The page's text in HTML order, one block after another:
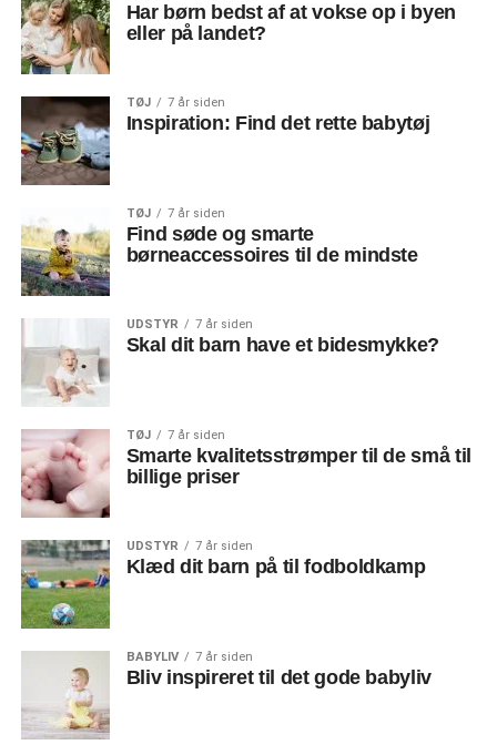
Har børn bedst af at vokse op i byen
eller på landet?
TØJ 7 år siden
Inspiration: Find det rette babytøj
TØJ 7 år siden
Find søde og smarte
børneaccessoires til de mindste
UDSTYR 7 år siden
Skal dit barn have et bidesmykke?
TØJ 7 år siden
Smarte kvalitetsstrømper til de små til
billige priser
UDSTYR 7 år siden
Klæd dit barn på til fodboldkamp
BABYLIV 7 år siden
Bliv inspireret til det gode babyliv